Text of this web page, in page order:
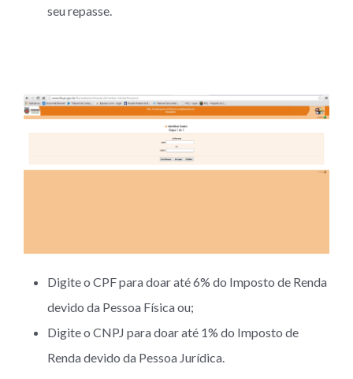
seu repasse.
Digite o CPF para doar até 6% do Imposto de Renda
devido da Pessoa Física ou;
Digite o CNPJ para doar até 1% do Imposto de
Renda devido da Pessoa Jurídica.